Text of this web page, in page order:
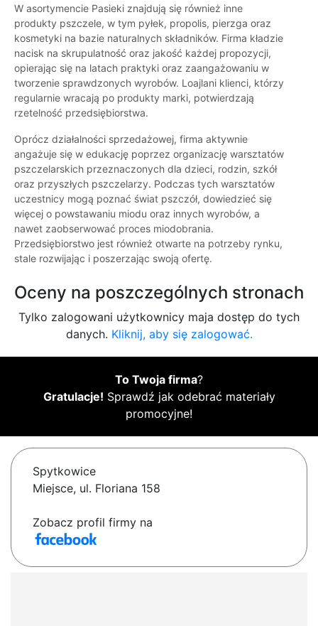
W asortymencie Pasieki znajdują się również inne
produkty pszczele, w tym pyłek, propolis, pierzga oraz
kosmetyki na bazie naturalnych składników. Firma kładzie
nacisk na skrupulatność oraz jakość każdej propozycji,
opierając się na latach praktyki oraz zaangażowaniu w
tworzenie sprawdzonych wyrobów. Loajlani klienci, którzy
regularnie wracają po produkty marki, potwierdzają
rzetelność przedsiębiorstwa.
Oprócz działalności sprzedażowej, firma aktywnie
angażuje się w edukację poprzez organizację warsztatów
pszczelarskich przeznaczonych dla dzieci, rodzin, szkół
oraz przyszłych pszczelarzy. Podczas tych warsztatów
uczestnicy mogą poznać świat pszczół, dowiedzieć się
więcej o powstawaniu miodu oraz innych wyrobów, a
nawet zaobserwować proces miodobrania.
Przedsiębiorstwo jest również otwarte na potrzeby rynku,
stale rozwijając i poszerzając swoją ofertę.
Oceny na poszczególnych stronach
Tylko zalogowani użytkownicy maja dostęp do tych
danych. Kliknij, aby się zalogować.
To Twoja firma?
Gratulacje! Sprawdź jak odebrać materiały
promocyjne!
Spytkowice
Miejsce, ul. Floriana 158
Zobacz profil firmy na